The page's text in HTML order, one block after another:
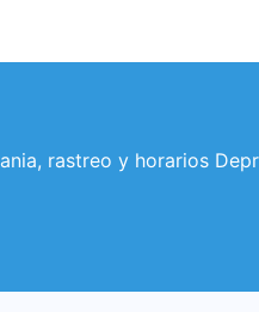
rastreo y horarios